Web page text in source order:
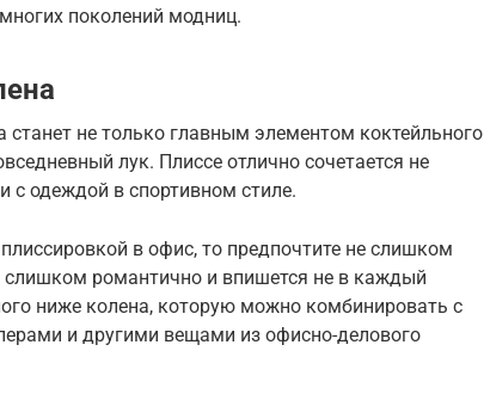
поколений модниц.
не только главным элементом коктейльного
лук. Плиссе отлично сочетается не
с одеждой в спортивном стиле.
в офис, то предпочтите не слишком
слишком романтично и впишется не в каждый
ниже колена, которую можно комбинировать с
и другими вещами из офисно-делового